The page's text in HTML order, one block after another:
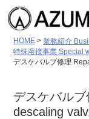
陸舶用内燃機関 各種部
（摩耗・亀裂・破損
修理と再生
低温溶接－特殊溶接－
加工
HOME >業務紹介
特殊溶接事業 Special
デスケバルブ修理
デスケバル
descaling